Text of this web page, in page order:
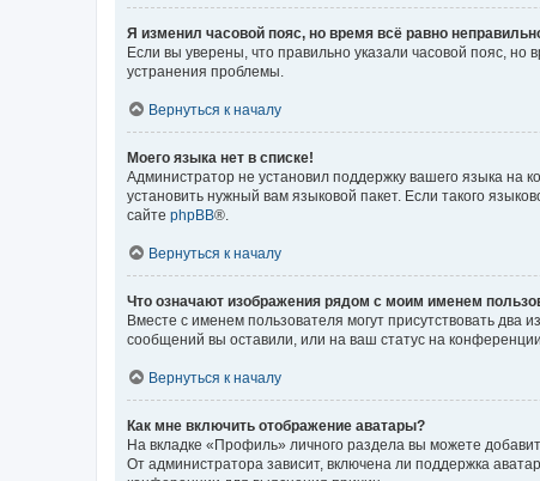
Я изменил часовой пояс, но время всё равно
Если вы уверены, что правильно указали часовой пояс,
устранения проблемы.
Вернуться к началу
Моего языка нет в списке!
Администратор не установил поддержку вашего языка на
установить нужный вам языковой пакет. Если такого
сайте phpBB®.
Вернуться к началу
Что означают изображения рядом с моим именем
Вместе с именем пользователя могут присутствовать два
сообщений вы оставили, или на ваш статус на
Вернуться к началу
Как мне включить отображение аватары?
На вкладке «Профиль» личного раздела вы можете
От администратора зависит, включена ли поддержка